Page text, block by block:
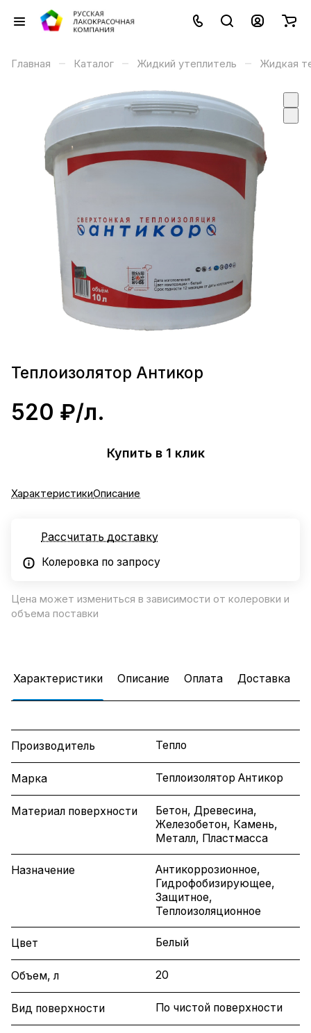
Главная – Каталог – Жидкий утеплитель – Жидкая
Теплоизолятор Антикор
520 ₽/л.
Купить в 1 клик
ХарактеристикиОписание
Рассчитать доставку
Колеровка по запросу
Цена может измениться в зависимости от колеровки и
объема поставки
Характеристики Описание Оплата Доставка
Производитель Тепло
Марка Теплоизолятор Антикор
Материал поверхности
Бетон, Древесина,
Железобетон, Камень,
Металл, Пластмасса
Назначение
Антикоррозионное,
Гидрофобизирующее,
Защитное,
Теплоизоляционное
Цвет Белый
Объем, л 20
Вид поверхности По чистой поверхности